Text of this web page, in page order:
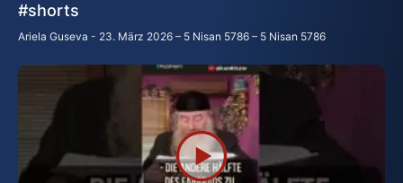
#shorts
Ariela Guseva 23. März 2026 – 5 Nisan 5786 – 5 Nisan 5786